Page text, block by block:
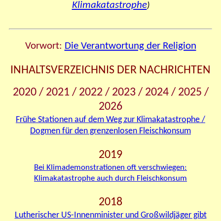
Klimakatastrophe)
Vorwort: Die Verantwortung der Religion
INHALTSVERZEICHNIS DER NACHRICHTEN
2020 / 2021 / 2022 / 2023 / 2024 / 2025 /
2026
Frühe Stationen auf dem Weg zur Klimakatastrophe /
Dogmen für den grenzenlosen Fleischkonsum
2019
Bei Klimademonstrationen oft verschwiegen:
Klimakatastrophe auch durch Fleischkonsum
2018
Lutherischer US-Innenminister und Großwildjäger gibt